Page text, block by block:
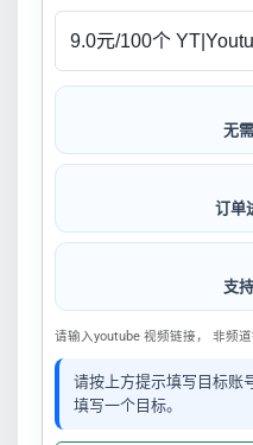
无
订单
支
请输入youtube 视频链接， 非频
请按上方提示填写目标账
填写一个目标。